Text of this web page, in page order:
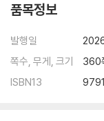
품목정보
발행일
쪽수, 무게, 크기
360
ISBN13